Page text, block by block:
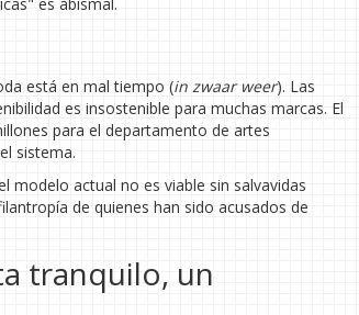
está en mal tiempo (in zwaar weer). Las
es insostenible para muchas marcas. El
para el departamento de artes
sistema.
modelo actual no es viable sin salvavidas
de quienes han sido acusados de
tranquilo, un